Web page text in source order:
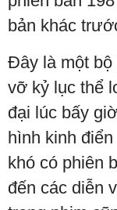
bản khác
Đây là một
vỡ kỷ lục thể
đại lúc bấy
hình kinh
khó có phiên
đến các diễn